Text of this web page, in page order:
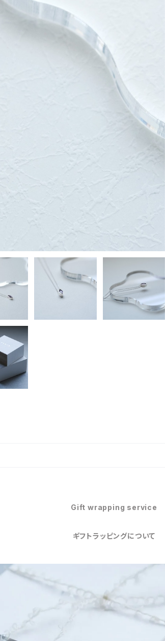
Gift wrapping service
ギフトラッピングについて